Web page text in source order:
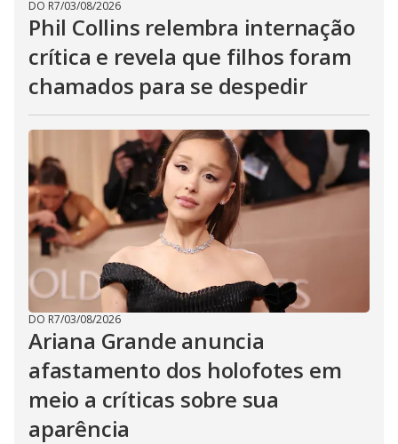
DO R7/03/08/2026
Phil Collins relembra internação
crítica e revela que filhos foram
chamados para se despedir
DO R7/03/08/2026
Ariana Grande anuncia
afastamento dos holofotes em
meio a críticas sobre sua
aparência